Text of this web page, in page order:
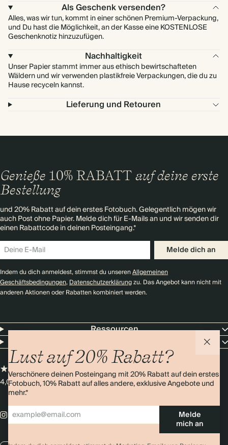
Als Geschenk versenden?
Alles, was wir tun, kommt in einer schönen Premium-Verpackung,
und Du hast die Möglichkeit, an der Kasse eine KOSTENLOSE
Geschenknotiz hinzuzufügen.
Nachhaltigkeit
Unser Papier stammt immer aus ethisch bewirtschafteten
Wäldern und wir verwenden plastikfreie Verpackungen, die du zu
Hause recyceln kannst.
Lieferung und Retouren
Lust auf 20% Rabatt?
Verschönere deinen Posteingang mit 20% Rabatt auf dein erstes
Fotobuch, 10% Rabatt auf alles andere, exklusive Angebote und
mehr.*
Melde
mich an
Genieße 10% RABATT auf deine erste
Bestellung
und 20% Rabatt auf dein erstes Fotobuch. Gelegentlich mögen wir
auch Post ohne Papier. Melde dich für E-Mails an und wir senden dir
einen Rabattcode in deinen Posteingang.*
Melde dich an
Indem du dich anmeldest, stimmst du unserenAllgemeinen
Geschäftsbedingungen,Datenschutzerklärungzu. Das Angebot kann nicht mit
anderen Aktionen oder Rabatten kombiniert werden.
Ressourcen
4,0 SterneÜber 11.000 Bewertungen